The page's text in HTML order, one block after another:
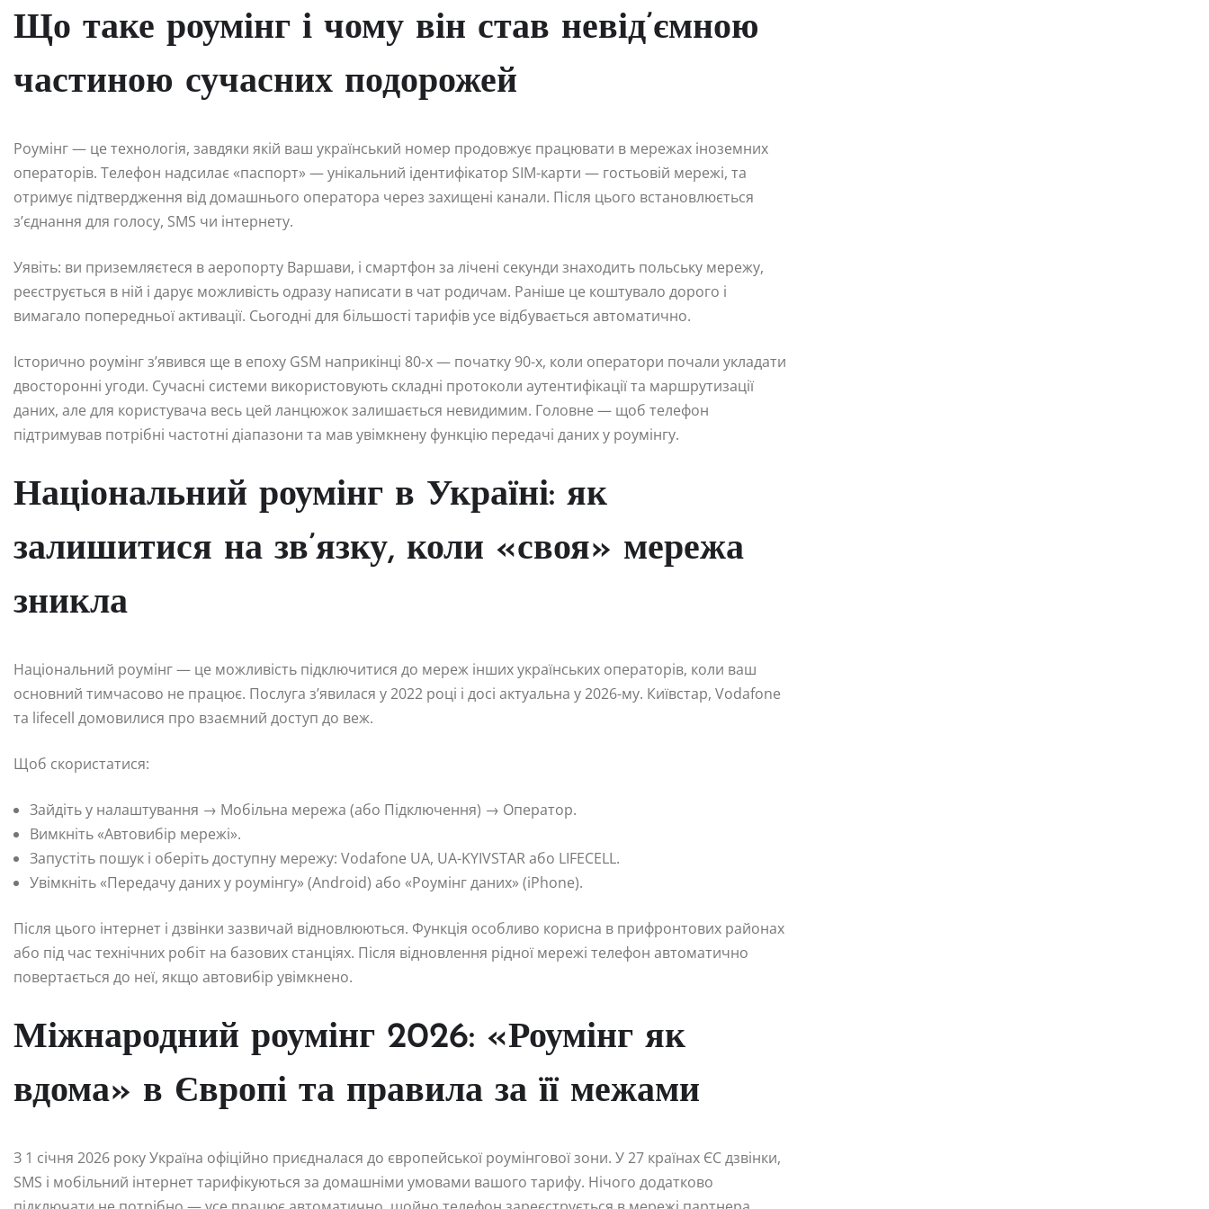
Що таке роумінг і чому він став невід’ємною
частиною сучасних подорожей
Роумінг — це технологія, завдяки якій ваш український номер продовжує працювати в мережах іноземних
операторів. Телефон надсилає «паспорт» — унікальний ідентифікатор SIM-карти — гостьовій мережі, та
отримує підтвердження від домашнього оператора через захищені канали. Після цього встановлюється
з’єднання для голосу, SMS чи інтернету.
Уявіть: ви приземляєтеся в аеропорту Варшави, і смартфон за лічені секунди знаходить польську мережу,
реєструється в ній і дарує можливість одразу написати в чат родичам. Раніше це коштувало дорого і
вимагало попередньої активації. Сьогодні для більшості тарифів усе відбувається автоматично.
Історично роумінг з’явився ще в епоху GSM наприкінці 80-х — початку 90-х, коли оператори почали укладати
двосторонні угоди. Сучасні системи використовують складні протоколи аутентифікації та маршрутизації
даних, але для користувача весь цей ланцюжок залишається невидимим. Головне — щоб телефон
підтримував потрібні частотні діапазони та мав увімкнену функцію передачі даних у роумінгу.
Національний роумінг в Україні: як
залишитися на зв’язку, коли «своя» мережа
зникла
Національний роумінг — це можливість підключитися до мереж інших українських операторів, коли ваш
основний тимчасово не працює. Послуга з’явилася у 2022 році і досі актуальна у 2026-му. Київстар, Vodafone
та lifecell домовилися про взаємний доступ до веж.
Щоб скористатися:
Зайдіть у налаштування → Мобільна мережа (або Підключення) → Оператор.
Вимкніть «Автовибір мережі».
Запустіть пошук і оберіть доступну мережу: Vodafone UA, UA-KYIVSTAR або LIFECELL.
Увімкніть «Передачу даних у роумінгу» (Android) або «Роумінг даних» (iPhone).
Після цього інтернет і дзвінки зазвичай відновлюються. Функція особливо корисна в прифронтових районах
або під час технічних робіт на базових станціях. Після відновлення рідної мережі телефон автоматично
повертається до неї, якщо автовибір увімкнено.
Міжнародний роумінг 2026: «Роумінг як
вдома» в Європі та правила за її межами
З 1 січня 2026 року Україна офіційно приєдналася до європейської роумінгової зони. У 27 країнах ЄС дзвінки,
SMS і мобільний інтернет тарифікуються за домашніми умовами вашого тарифу. Нічого додатково